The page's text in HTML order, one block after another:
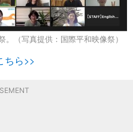
（写真提供：国際平和映像祭）
ちら>>